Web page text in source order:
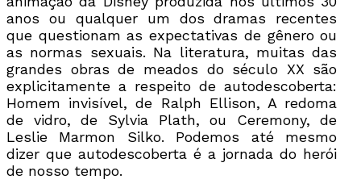
anos ou qualquer um dos dramas recentes
que questionam as expectativas de gênero ou
as normas sexuais. Na literatura, muitas das
grandes obras de meados do século XX são
explicitamente a respeito de autodescoberta:
Homem invisível, de Ralph Ellison, A redoma
de vidro, de Sylvia Plath, ou Ceremony, de
Leslie Marmon Silko. Podemos até mesmo
dizer que autodescoberta é a jornada do herói
de nosso tempo.